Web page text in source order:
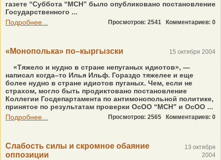
газете “Суббота “МСН” было опубликовано постановление
Государственного ...
Подробнее...
Просмотров: 2541 Комментариев: 0
«Монополька» по–кыргызски 15 октября 2004
«Тяжело и нудно в стране непуганых идиотов», —
написал когда–то Илья Ильф. Гораздо тяжелее и еще
более нудно в стране идиотов пуганых. Чем, если не
страхом, могло быть продиктовано постановление
Коллегии Госдепартамента по антимонопольной политике,
принятое по результатам проверки ОсОО “МСН” и ОсОО ...
Подробнее...
Просмотров: 2565 Комментариев: 0
Слабость силы и скромное обаяние
оппозиции
13 октября
2004